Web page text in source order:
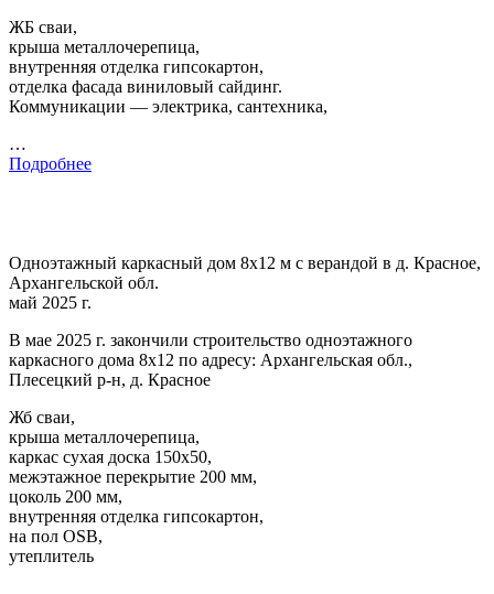
ЖБ сваи,
крыша металлочерепица,
внутренняя отделка гипсокартон,
отделка фасада виниловый сайдинг.
Коммуникации — электрика, сантехника,
…
Подробнее
Одноэтажный каркасный дом 8х12 м с верандой в д. Красное,
Архангельской обл.
май 2025 г.
В мае 2025 г. закончили строительство одноэтажного
каркасного дома 8х12 по адресу: Архангельская обл.,
Плесецкий р-н, д. Красное
Жб сваи,
крыша металлочерепица,
каркас сухая доска 150х50,
межэтажное перекрытие 200 мм,
цоколь 200 мм,
внутренняя отделка гипсокартон,
на пол OSB,
утеплитель